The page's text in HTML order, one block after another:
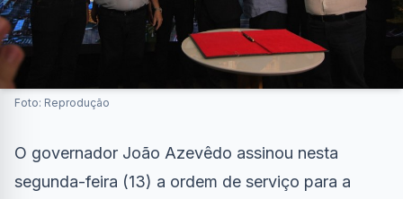
Foto: Reprodução
O governador João Azevêdo assinou nesta
segunda-feira (13) a ordem de serviço para a